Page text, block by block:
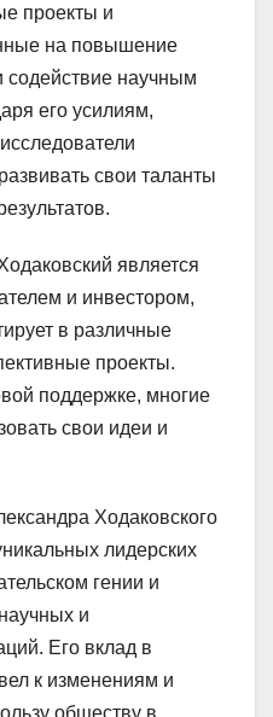
проекты и
на повышение
содействие научным
его усилиям,
свои таланты
является
и инвестором,
в различные
проекты.
поддержке, многие
свои идеи и
Ходаковского
лидерских
гении и
и
Его вклад в
к изменениям и
обществу в